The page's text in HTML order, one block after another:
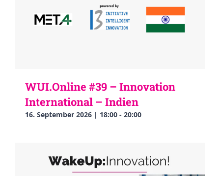
WUI.Online #39 – Innovation
International – Indien
16. September 2026 | 18:00 - 20:00